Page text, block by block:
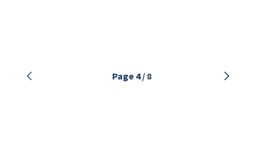
Previous Page 4 / 8 Next